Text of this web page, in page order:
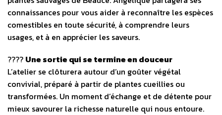
connaissances pour vous aider à reconnaître les espèces
comestibles en toute sécurité, à comprendre leurs
usages, et à en apprécier les saveurs.
???? Une sortie qui se termine en douceur
L’atelier se clôturera autour d’un goûter végétal
convivial, préparé à partir de plantes cueillies ou
transformées. Un moment d’échange et de détente pour
mieux savourer la richesse naturelle qui nous entoure.